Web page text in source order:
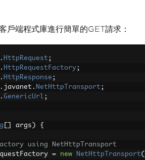
端程式庫進行簡單的GET請求：
. HttpRequest ;
. HttpRequestFactory;
. HttpResponse ;
. javanet . NetHttpTransport ;
. GenericUrl ;
args )
{
using NetHttpTransport
= new NetHttpTransport